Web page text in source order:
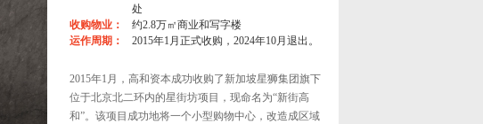
处
收购物业：
约2.8万㎡商业和写字楼
运作周期：
2015年1月正式收购，2024年10月退出。
2015年1月，高和资本成功收购了新加坡星狮集团旗下
位于北京北二环内的星街坊项目，现命名为“新街高
和”。该项目成功地将一个小型购物中心，改造成区域